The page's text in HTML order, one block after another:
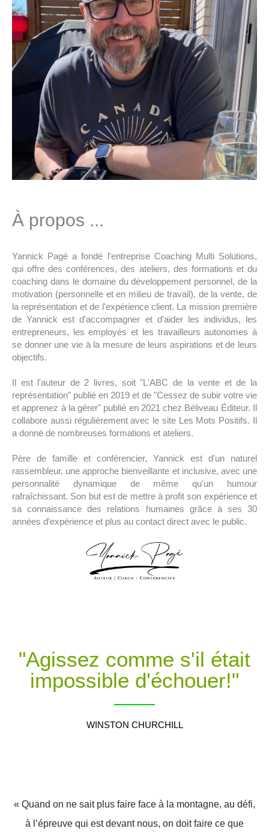
À propos ...
Yannick Pagé a fondé l'entreprise Coaching Multi Solutions,
qui offre des conférences, des ateliers, des formations et du
coaching dans le domaine du développement personnel, de la
motivation (personnelle et en milieu de travail), de la vente, de
la représentation et de l'expérience client. La mission première
de Yannick est d'accompagner et d'aider les individus, les
entrepreneurs, les employés et les travailleurs autonomes à
se donner une vie à la mesure de leurs aspirations et de leurs
objectifs.
Il est l'auteur de 2 livres, soit "L'ABC de la vente et de la
représentation" publié en 2019 et de "Cessez de subir votre vie
et apprenez à la gérer" publié en 2021 chez Béliveau Éditeur. Il
collabore aussi régulièrement avec le site Les Mots Positifs. Il
a donné de nombreuses formations et ateliers.
Père de famille et conférencier, Yannick est d'un naturel
rassembleur, une approche bienveillante et inclusive, avec une
personnalité dynamique de même qu'un humour
rafraîchissant. Son but est de mettre à profit son expérience et
sa connaissance des relations humaines grâce à ses 30
années d'expérience et plus au contact direct avec le public.
"Agissez comme s'il était
impossible d'échouer!"
WINSTON CHURCHILL
« Quand on ne sait plus faire face à la montagne, au défi,
à l’épreuve qui est devant nous, on doit faire ce que